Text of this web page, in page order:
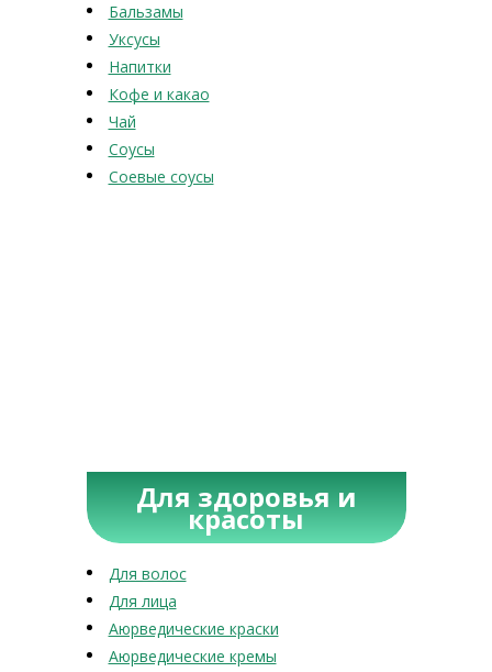
Бальзамы
Уксусы
Напитки
Кофе и какао
Чай
Соусы
Соевые соусы
Для здоровья и
красоты
Для волос
Для лица
Аюрведические краски
Аюрведические кремы